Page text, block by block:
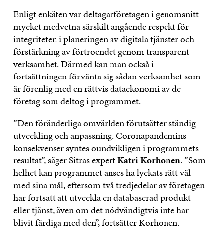
Enligt enkäten var deltagarföretagen i genomsnitt
mycket medvetna särskilt angående respekt för
integriteten i planeringen av digitala tjänster och
förstärkning av förtroendet genom transparent
verksamhet. Därmed kan man också i
fortsättningen förvänta sig sådan verksamhet som
är förenlig med en rättvis dataekonomi av de
företag som deltog i programmet.
”Den föränderliga omvärlden förutsätter ständig
utveckling och anpassning. Coronapandemins
konsekvenser syntes oundvikligen i programmets
resultat”, säger Sitras expertKatri Korhonen. ”Som
helhet kan programmet anses ha lyckats rätt väl
med sina mål, eftersom två tredjedelar av företagen
har fortsatt att utveckla en databaserad produkt
eller tjänst, även om det nödvändigtvis inte har
blivit färdiga med den”, fortsätter Korhonen.